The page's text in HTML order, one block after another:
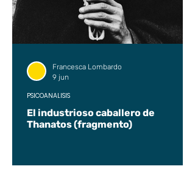
El industrioso caballero de
Thanatos (fragmento)
PSICOANÁLISIS
Francesca Lombardo
9 jun